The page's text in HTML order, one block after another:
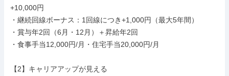
+10,000円
・継続回線ボーナス：1回線につき+1,000円（最大5年間）
・賞与年2回（6月・12月）＋昇給年2回
・食事手当12,000円/月・住宅手当20,000円/月
【2】キャリアアップが見える